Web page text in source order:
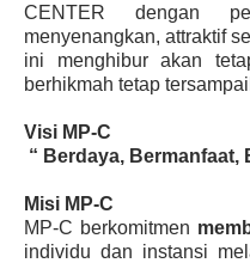
CENTER dengan
menyenangkan, attraktif
ini menghibur akan
berhikmah tetap
Visi MP-C
“ Berdaya, Bermanfaat,
Misi MP-C
MP-C berkomitmen
individu dan instansi